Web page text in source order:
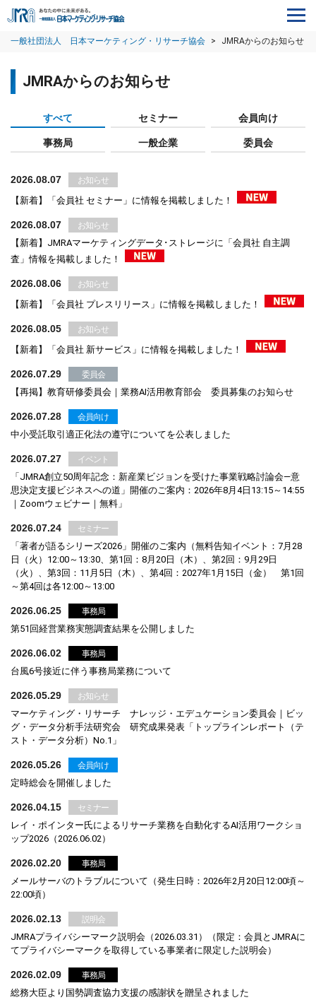
一般社団法人 日本マーケティング・リサーチ協会 > JMRAからのお知らせ
JMRAからのお知らせ
すべて セミナー 会員向け
事務局 一般企業 委員会
2026.08.07 お知らせ
【新着】「会員社 セミナー」に情報を掲載しました！
2026.08.07 お知らせ
【新着】JMRAマーケティングデータ･ストレージに「会員社 自主調
査」情報を掲載しました！
2026.08.06 お知らせ
【新着】「会員社 プレスリリース」に情報を掲載しました！
2026.08.05 お知らせ
【新着】「会員社 新サービス」に情報を掲載しました！
2026.07.29 委員会
【再掲】教育研修委員会｜業務AI活用教育部会 委員募集のお知らせ
2026.07.28 会員向け
中小受託取引適正化法の遵守についてを公表しました
2026.07.27 イベント
「JMRA創立50周年記念：新産業ビジョンを受けた事業戦略討論会―意
思決定支援ビジネスへの道」開催のご案内：2026年8月4日13:15～14:55
｜Zoomウェビナー｜無料」
2026.07.24 セミナー
「著者が語るシリーズ2026」開催のご案内（無料告知イベント：7月28
日（火）12:00～13:30、第1回：8月20日（木）、第2回：9月29日
（火）、第3回：11月5日（木）、第4回：2027年1月15日（金） 第1回
～第4回は各12:00～13:00
2026.06.25 事務局
第51回経営業務実態調査結果を公開しました
2026.06.02 事務局
台風6号接近に伴う事務局業務について
2026.05.29 お知らせ
マーケティング・リサーチ ナレッジ・エデュケーション委員会｜ビッ
グ・データ分析手法研究会 研究成果発表「トップラインレポート（テ
スト・データ分析）No.1」
2026.05.26 会員向け
定時総会を開催しました
2026.04.15 セミナー
レイ・ポインター氏によるリサーチ業務を自動化するAI活用ワークショ
ップ2026（2026.06.02）
2026.02.20 事務局
メールサーバのトラブルについて（発生日時：2026年2月20日12:00頃～
22:00頃）
2026.02.13 説明会
JMRAプライバシーマーク説明会（2026.03.31）（限定：会員とJMRAに
てプライバシーマークを取得している事業者に限定した説明会）
2026.02.09 事務局
総務大臣より国勢調査協力支援の感謝状を贈呈されました